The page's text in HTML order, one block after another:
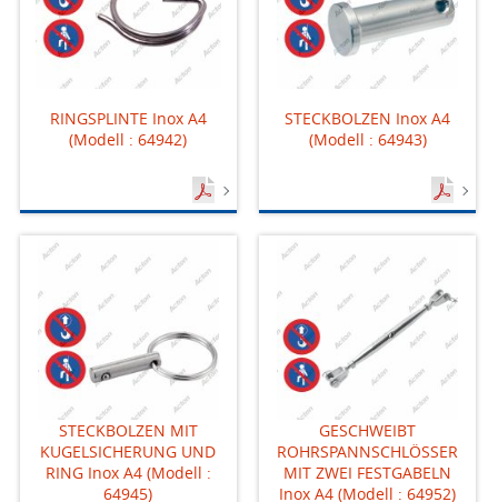
RINGSPLINTE Inox A4
(Modell : 64942)
STECKBOLZEN Inox A4
(Modell : 64943)
STECKBOLZEN MIT
KUGELSICHERUNG UND
RING Inox A4 (Modell :
64945)
GESCHWEIBT
ROHRSPANNSCHLÖSSER
MIT ZWEI FESTGABELN
Inox A4 (Modell : 64952)